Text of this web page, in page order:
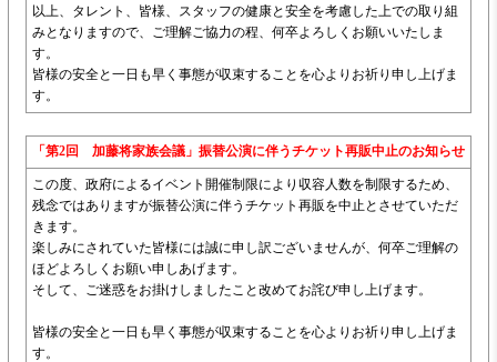
以上、タレント、皆様、スタッフの健康と安全を考慮した上での取り組
みとなりますので、ご理解ご協力の程、何卒よろしくお願いいたしま
す。
皆様の安全と一日も早く事態が収束することを心よりお祈り申し上げま
す。
「第2回 加藤将家族会議」振替公演に伴うチケット再販中止のお知らせ
この度、政府によるイベント開催制限により収容人数を制限するため、
残念ではありますが振替公演に伴うチケット再販を中止とさせていただ
きます。
楽しみにされていた皆様には誠に申し訳ございませんが、何卒ご理解の
ほどよろしくお願い申しあげます。
そして、ご迷惑をお掛けしましたこと改めてお詫び申し上げます。
皆様の安全と一日も早く事態が収束することを心よりお祈り申し上げま
す。